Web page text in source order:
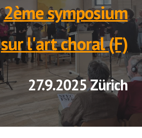
2ème symposium
sur l'art choral (F)
27.9.2025 Zürich